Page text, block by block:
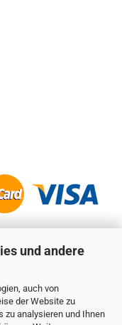
und andere
auch von
der Website zu
zu analysieren und Ihnen